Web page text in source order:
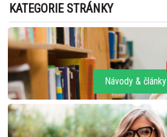
KATEGORIE STRÁNKY
Návody & články